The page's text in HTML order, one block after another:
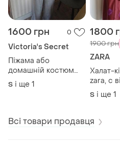
1600 грн 0
Victoria's Secret
Піжама або
домашній костюм
victoria's secret, на
розмір s,m
S і ще 1
1800
1900 грн
ZARA
Халат-
zara, c
стан
S і ще 1
Всі товари продавця